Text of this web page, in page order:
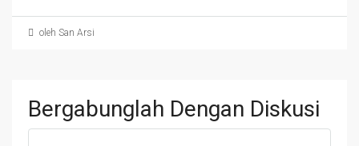
oleh San Arsi
Bergabunglah Dengan Diskusi